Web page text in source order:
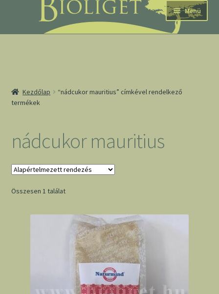
navigációhoz
tartalomba
Menü
Kezdőlap
“nádcukor mauritius” címkével rendelkező
termékek
nádcukor mauritius
Összesen 1 találat